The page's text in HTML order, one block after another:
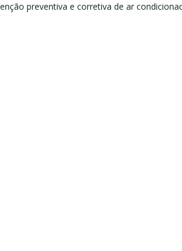
preventiva e corretiva de ar